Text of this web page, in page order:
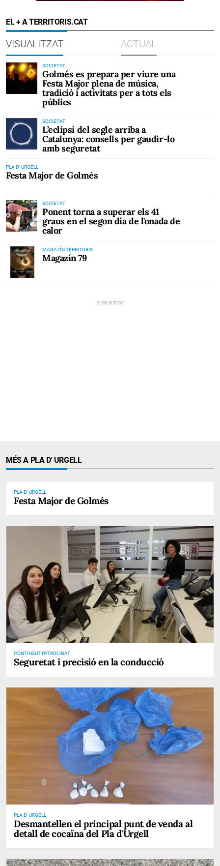
EL + A TERRITORIS.CAT
VISUALITZAT ACTUAL
SOCIETAT
Golmés es prepara per viure una
Festa Major plena de música,
tradició i activitats per a tots els
públics
SOCIETAT
L’eclipsi del segle arriba a
Catalunya: consells per gaudir-lo
amb seguretat
PLA D' URGELL
Festa Major de Golmés
SOCIETAT
Ponent torna a superar els 41
graus en el segon dia de l'onada de
calor
MAGAZÍN TERRITORIS
Magazín 79
MÉS A PLA D' URGELL
PLA D' URGELL
Festa Major de Golmés
CONTINGUT PATROCINAT
Seguretat i precisió en la conducció
PLA D' URGELL
Desmantellen el principal punt de venda al
detall de cocaïna del Pla d'Urgell